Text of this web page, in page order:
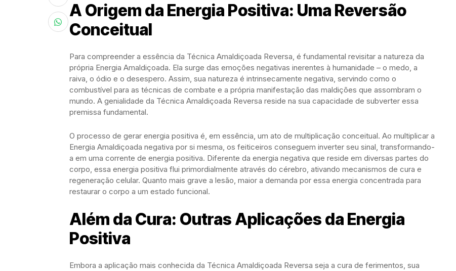
A Origem da Energia Positiva: Uma Reversão
Conceitual
Para compreender a essência da Técnica Amaldiçoada Reversa, é fundamental revisitar a natureza da
própria Energia Amaldiçoada. Ela surge das emoções negativas inerentes à humanidade – o medo, a
raiva, o ódio e o desespero. Assim, sua natureza é intrinsecamente negativa, servindo como o
combustível para as técnicas de combate e a própria manifestação das maldições que assombram o
mundo. A genialidade da Técnica Amaldiçoada Reversa reside na sua capacidade de subverter essa
premissa fundamental.
O processo de gerar energia positiva é, em essência, um ato de multiplicação conceitual. Ao multiplicar a
Energia Amaldiçoada negativa por si mesma, os feiticeiros conseguem inverter seu sinal, transformando-
a em uma corrente de energia positiva. Diferente da energia negativa que reside em diversas partes do
corpo, essa energia positiva flui primordialmente através do cérebro, ativando mecanismos de cura e
regeneração celular. Quanto mais grave a lesão, maior a demanda por essa energia concentrada para
restaurar o corpo a um estado funcional.
Além da Cura: Outras Aplicações da Energia
Positiva
Embora a aplicação mais conhecida da Técnica Amaldiçoada Reversa seja a cura de ferimentos, sua